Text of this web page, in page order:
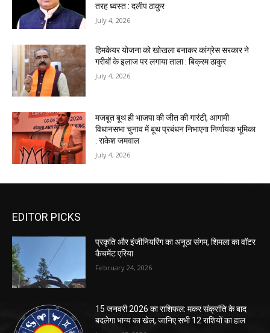
तरह ध्वस्त : दलीप ठाकुर
July 4, 2026
हिमकेयर योजना को खोखला बनाकर कांग्रेस सरकार ने
गरीबों के इलाज पर लगाया ताला : बिक्रम ठाकुर
July 4, 2026
मजबूत बूथ ही भाजपा की जीत की गारंटी, आगामी
विधानसभा चुनाव में बूथ प्रबंधन निभाएगा निर्णायक भूमिका
: राकेश जमवाल
July 4, 2026
EDITOR PICKS
प्रकृति और इंजीनियरिंग का अनूठा संगम, शिमला का वॉटर
कैचमेंट एरिया
February 24, 2026
15 जनवरी 2026 का राशिफल: मकर संक्रांति के बाद
बदलेगा भाग्य का खेल, जानिए सभी 12 राशियों का हाल